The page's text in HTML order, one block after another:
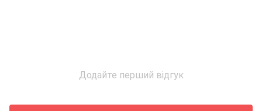
Додайте перший відгук